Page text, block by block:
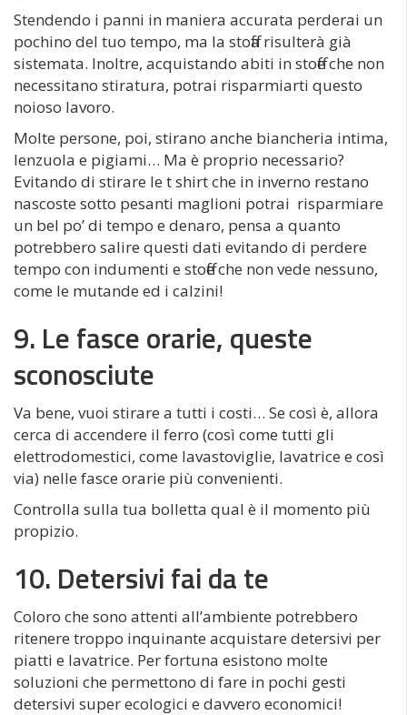
Stendendo i panni in maniera accurata perderai un
pochino del tuo tempo, ma la stoffa risulterà già
sistemata. Inoltre, acquistando abiti in stoffe che non
necessitano stiratura, potrai risparmiarti questo
noioso lavoro.
Molte persone, poi, stirano anche biancheria intima,
lenzuola e pigiami… Ma è proprio necessario?
Evitando di stirare le t shirt che in inverno restano
nascoste sotto pesanti maglioni potrai risparmiare
un bel po’ di tempo e denaro, pensa a quanto
potrebbero salire questi dati evitando di perdere
tempo con indumenti e stoffe che non vede nessuno,
come le mutande ed i calzini!
9. Le fasce orarie, queste
sconosciute
Va bene, vuoi stirare a tutti i costi… Se così è, allora
cerca di accendere il ferro (così come tutti gli
elettrodomestici, come lavastoviglie, lavatrice e così
via) nelle fasce orarie più convenienti.
Controlla sulla tua bolletta qual è il momento più
propizio.
10. Detersivi fai da te
Coloro che sono attenti all’ambiente potrebbero
ritenere troppo inquinante acquistare detersivi per
piatti e lavatrice. Per fortuna esistono molte
soluzioni che permettono di fare in pochi gesti
detersivi super ecologici e davvero economici!